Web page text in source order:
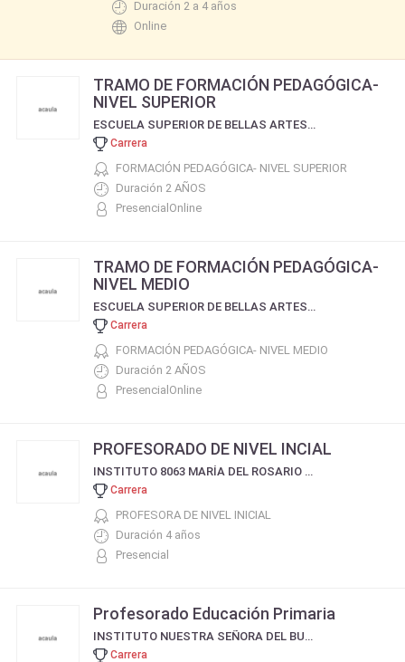
Duración 2 a 4 años
Online
TRAMO DE FORMACIÓN PEDAGÓGICA-
NIVEL SUPERIOR
ESCUELA SUPERIOR DE BELLAS ARTES REGINA PACIS
Carrera
FORMACIÓN PEDAGÓGICA- NIVEL SUPERIOR
Duración 2 AÑOS
PresencialOnline
TRAMO DE FORMACIÓN PEDAGÓGICA-
NIVEL MEDIO
ESCUELA SUPERIOR DE BELLAS ARTES REGINA PACIS
Carrera
FORMACIÓN PEDAGÓGICA- NIVEL MEDIO
Duración 2 AÑOS
PresencialOnline
PROFESORADO DE NIVEL INCIAL
INSTITUTO 8063 MARÍA DEL ROSARIO DE SAN NICOLÁS
Carrera
PROFESORA DE NIVEL INICIAL
Duración 4 años
Presencial
Profesorado Educación Primaria
INSTITUTO NUESTRA SEÑORA DEL BUEN Y PERPETUO SOCORRO
Carrera